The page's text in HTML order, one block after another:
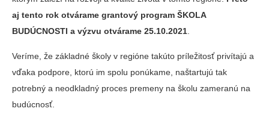
aj tento rok otvárame grantový program ŠKOLA
BUDÚCNOSTI a výzvu otvárame 25.10.2021.
Veríme, že základné školy v regióne takúto príležitosť privítajú a
vďaka podpore, ktorú im spolu ponúkame, naštartujú tak
potrebný a neodkladný proces premeny na školu zameranú na
budúcnosť.